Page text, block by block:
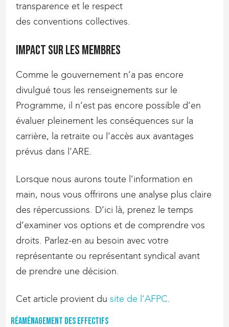
transparence et le respect
des conventions collectives.
Impact sur les membres
Comme le gouvernement n’a pas encore
divulgué tous les renseignements sur le
Programme, il n’est pas encore possible d’en
évaluer pleinement les conséquences sur la
carrière, la retraite ou l’accès aux avantages
prévus dans l’ARE.
Lorsque nous aurons toute l’information en
main, nous vous offrirons une analyse plus claire
des répercussions. D’ici là, prenez le temps
d’examiner vos options et de comprendre vos
droits. Parlez-en au besoin avec votre
représentante ou représentant syndical avant
de prendre une décision.
Cet article provient dusite de l’AFPC.
Réaménagement des effectifs